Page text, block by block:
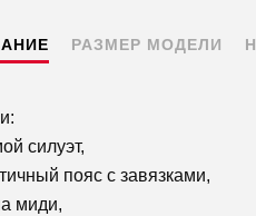
РАЗМЕР МОДЕЛИ
силуэт,
пояс с завязками,
миди,